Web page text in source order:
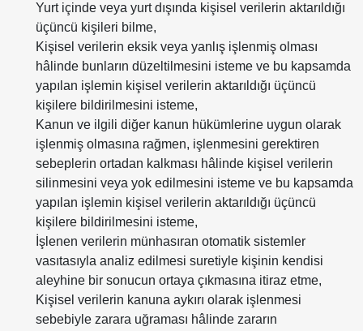
Yurt içinde veya yurt dışında kişisel verilerin aktarıldığı
üçüncü kişileri bilme,
Kişisel verilerin eksik veya yanlış işlenmiş olması
hâlinde bunların düzeltilmesini isteme ve bu kapsamda
yapılan işlemin kişisel verilerin aktarıldığı üçüncü
kişilere bildirilmesini isteme,
Kanun ve ilgili diğer kanun hükümlerine uygun olarak
işlenmiş olmasına rağmen, işlenmesini gerektiren
sebeplerin ortadan kalkması hâlinde kişisel verilerin
silinmesini veya yok edilmesini isteme ve bu kapsamda
yapılan işlemin kişisel verilerin aktarıldığı üçüncü
kişilere bildirilmesini isteme,
İşlenen verilerin münhasıran otomatik sistemler
vasıtasıyla analiz edilmesi suretiyle kişinin kendisi
aleyhine bir sonucun ortaya çıkmasına itiraz etme,
Kişisel verilerin kanuna aykırı olarak işlenmesi
sebebiyle zarara uğraması hâlinde zararın